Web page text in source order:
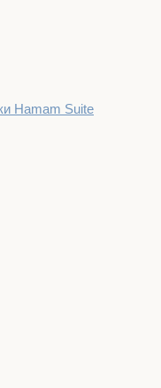
Hamam Suite